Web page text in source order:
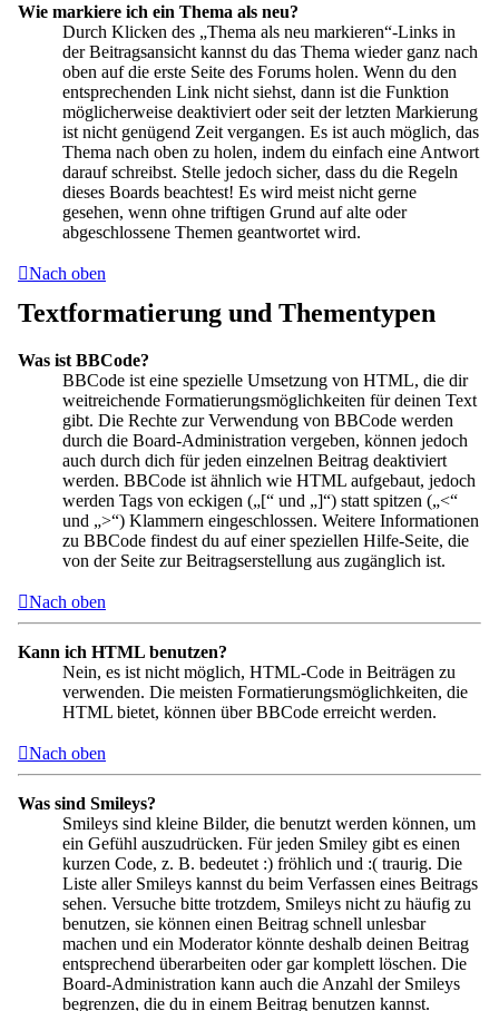
Wie markiere ich ein Thema als neu?
Durch Klicken des „Thema als neu markieren“-Links in
der Beitragsansicht kannst du das Thema wieder ganz nach
oben auf die erste Seite des Forums holen. Wenn du den
entsprechenden Link nicht siehst, dann ist die Funktion
möglicherweise deaktiviert oder seit der letzten Markierung
ist nicht genügend Zeit vergangen. Es ist auch möglich, das
Thema nach oben zu holen, indem du einfach eine Antwort
darauf schreibst. Stelle jedoch sicher, dass du die Regeln
dieses Boards beachtest! Es wird meist nicht gerne
gesehen, wenn ohne triftigen Grund auf alte oder
abgeschlossene Themen geantwortet wird.
Nach oben
Textformatierung und Thementypen
Was ist BBCode?
BBCode ist eine spezielle Umsetzung von HTML, die dir
weitreichende Formatierungsmöglichkeiten für deinen Text
gibt. Die Rechte zur Verwendung von BBCode werden
durch die Board-Administration vergeben, können jedoch
auch durch dich für jeden einzelnen Beitrag deaktiviert
werden. BBCode ist ähnlich wie HTML aufgebaut, jedoch
werden Tags von eckigen („[“ und „]“) statt spitzen („<“
und „>“) Klammern eingeschlossen. Weitere Informationen
zu BBCode findest du auf einer speziellen Hilfe-Seite, die
von der Seite zur Beitragserstellung aus zugänglich ist.
Nach oben
Kann ich HTML benutzen?
Nein, es ist nicht möglich, HTML-Code in Beiträgen zu
verwenden. Die meisten Formatierungsmöglichkeiten, die
HTML bietet, können über BBCode erreicht werden.
Nach oben
Was sind Smileys?
Smileys sind kleine Bilder, die benutzt werden können, um
ein Gefühl auszudrücken. Für jeden Smiley gibt es einen
kurzen Code, z. B. bedeutet :) fröhlich und :( traurig. Die
Liste aller Smileys kannst du beim Verfassen eines Beitrags
sehen. Versuche bitte trotzdem, Smileys nicht zu häufig zu
benutzen, sie können einen Beitrag schnell unlesbar
machen und ein Moderator könnte deshalb deinen Beitrag
entsprechend überarbeiten oder gar komplett löschen. Die
Board-Administration kann auch die Anzahl der Smileys
begrenzen, die du in einem Beitrag benutzen kannst.